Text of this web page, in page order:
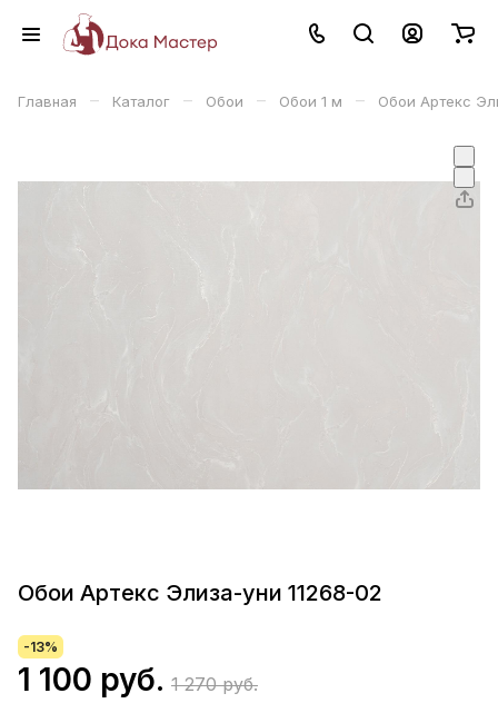
Главная – Каталог – Обои – Обои 1 м – Обои Артекс
Обои Артекс Элиза-уни 11268-02
-13%
1 100 руб. 1 270 руб.